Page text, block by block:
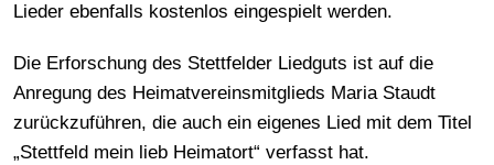
Lieder ebenfalls kostenlos eingespielt werden.
Die Erforschung des Stettfelder Liedguts ist auf die
Anregung des Heimatvereinsmitglieds Maria Staudt
zurückzuführen, die auch ein eigenes Lied mit dem Titel
„Stettfeld mein lieb Heimatort“ verfasst hat.